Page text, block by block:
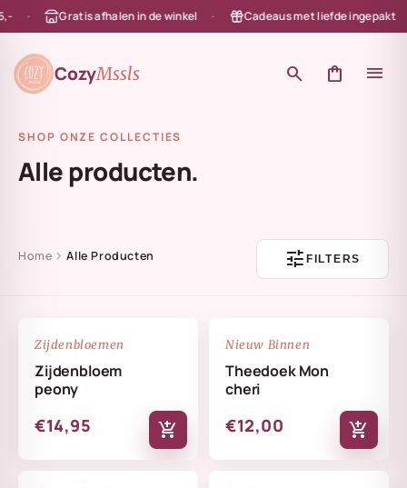
naar de content
Gratis afhalen in de winkel Cadeaus met liefde ingepakt
CozyMssls search shopping_bag menu
SHOP ONZE COLLECTIES
Alle producten.
Home chevron_rightAlle Producten tuneFILTERS
Zijdenbloemen
Zijdenbloem
peony
€14,95 add_shopping_cart
NIEUW
Nieuw Binnen
Theedoek Mon
cheri
€12,00 add_shopping_cart